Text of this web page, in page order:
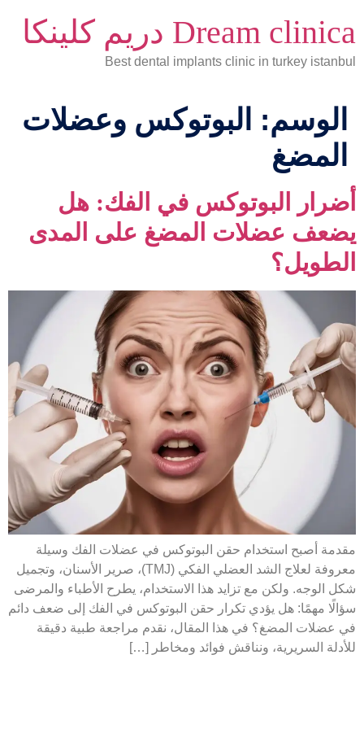
Dream clinica دريم كلينكا
Best dental implants clinic in turkey istanbul
الوسم: البوتوكس وعضلات
المضغ
أضرار البوتوكس في الفك: هل
يضعف عضلات المضغ على المدى
الطويل؟
مقدمة أصبح استخدام حقن البوتوكس في عضلات الفك وسيلة
معروفة لعلاج الشد العضلي الفكي (TMJ)، صرير الأسنان، وتجميل
شكل الوجه. ولكن مع تزايد هذا الاستخدام، يطرح الأطباء والمرضى
سؤالًا مهمًا: هل يؤدي تكرار حقن البوتوكس في الفك إلى ضعف دائم
في عضلات المضغ؟ في هذا المقال، نقدم مراجعة طبية دقيقة
للأدلة السريرية، ونناقش فوائد ومخاطر […]